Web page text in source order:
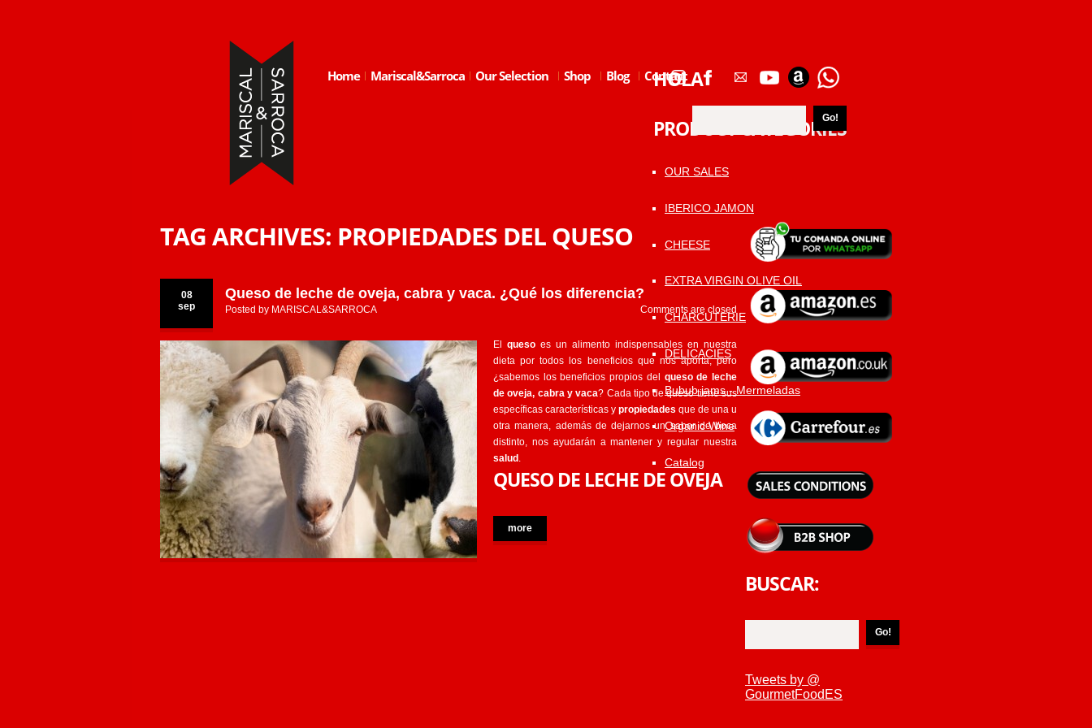
Home Mariscal&Sarroca Our Selection Shop Blog Contact
HOLA
PRODUCT CATEGORIES
OUR SALES
IBERICO JAMON
CHEESE
EXTRA VIRGIN OLIVE OIL
CHARCUTERIE
DELICACIES
Bubub jams - Mermeladas
Organic Wine
Catalog
TAG ARCHIVES: PROPIEDADES DEL QUESO
08
sep
Queso de leche de oveja, cabra y vaca. ¿Qué los diferencia?
Comments are closed
Posted by MARISCAL&SARROCA
El queso es un alimento indispensables en nuestra
dieta por todos los beneficios que nos aporta, pero
¿sabemos los beneficios propios del
queso de leche
de oveja, cabra y vaca? Cada tipo de queso tiene sus
específicas características y propiedades que de una u
otra manera, además de dejarnos un sabor de boca
distinto, nos ayudarán a mantener y regular nuestra
salud .
QUESO DE LECHE DE OVEJA
more
BUSCAR:
Tweets by @
GourmetFoodES